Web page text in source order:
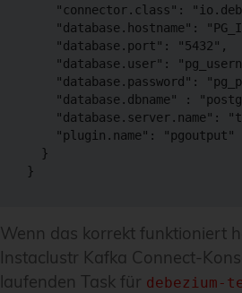
"connector.class":
"database.hostname":
    "database.port": "5432",
"database.user":
"database.password":
"database.dbname" :
"database.server.name":
    "plugin.name": "pgoutput"
  }
Wenn das korrekt funktioniert
Instaclustr Kafka Connect-
laufenden Task für debezium-